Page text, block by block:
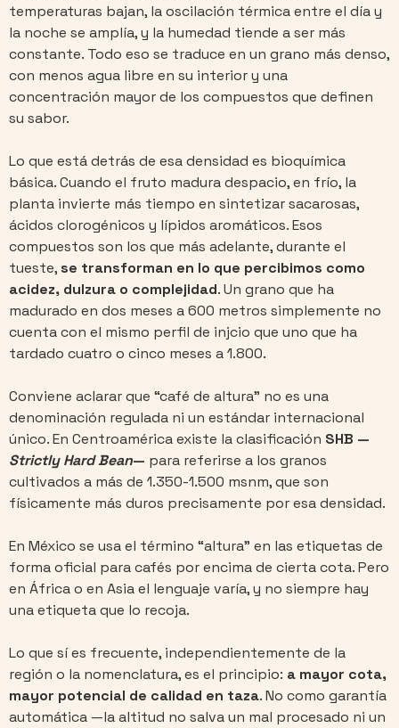
temperaturas bajan, la oscilación térmica entre el día y
la noche se amplía, y la humedad tiende a ser más
constante. Todo eso se traduce en un grano más denso,
con menos agua libre en su interior y una
concentración mayor de los compuestos que definen
su sabor.
Lo que está detrás de esa densidad es bioquímica
básica. Cuando el fruto madura despacio, en frío, la
planta invierte más tiempo en sintetizar sacarosas,
ácidos clorogénicos y lípidos aromáticos. Esos
compuestos son los que más adelante, durante el
tueste, se transforman en lo que percibimos como
acidez, dulzura o complejidad. Un grano que ha
madurado en dos meses a 600 metros simplemente no
cuenta con el mismo perfil de injcio que uno que ha
tardado cuatro o cinco meses a 1.800.
Conviene aclarar que “café de altura” no es una
denominación regulada ni un estándar internacional
único. En Centroamérica existe la clasificación SHB —
Strictly Hard Bean— para referirse a los granos
cultivados a más de 1.350-1.500 msnm, que son
físicamente más duros precisamente por esa densidad.
En México se usa el término “altura” en las etiquetas de
forma oficial para cafés por encima de cierta cota. Pero
en África o en Asia el lenguaje varía, y no siempre hay
una etiqueta que lo recoja.
Lo que sí es frecuente, independientemente de la
región o la nomenclatura, es el principio: a mayor cota,
mayor potencial de calidad en taza. No como garantía
automática —la altitud no salva un mal procesado ni un